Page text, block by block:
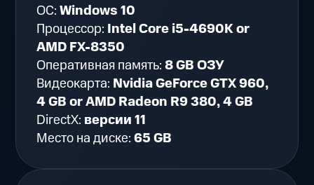
ОС:Windows 10
Процессор: Intel Core i5-4690K or
AMD FX-8350
Оперативная память:8 GB ОЗУ
Видеокарта: Nvidia GeForce GTX 960,
4 GB or AMD Radeon R9 380, 4 GB
DirectX: версии 11
Место на диске:65 GB